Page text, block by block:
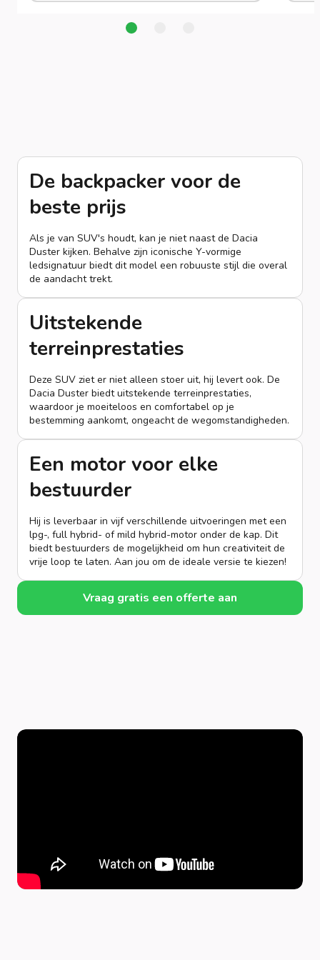
De backpacker voor de
beste prijs
Als je van SUV's houdt, kan je niet naast de Dacia
Duster kijken. Behalve zijn iconische Y-vormige
ledsignatuur biedt dit model een robuuste stijl die overal
de aandacht trekt.
Uitstekende
terreinprestaties
Deze SUV ziet er niet alleen stoer uit, hij levert ook. De
Dacia Duster biedt uitstekende terreinprestaties,
waardoor je moeiteloos en comfortabel op je
bestemming aankomt, ongeacht de wegomstandigheden.
Een motor voor elke
bestuurder
Hij is leverbaar in vijf verschillende uitvoeringen met een
lpg-, full hybrid- of mild hybrid-motor onder de kap. Dit
biedt bestuurders de mogelijkheid om hun creativiteit de
vrije loop te laten. Aan jou om de ideale versie te kiezen!
Vraag gratis een offerte aan